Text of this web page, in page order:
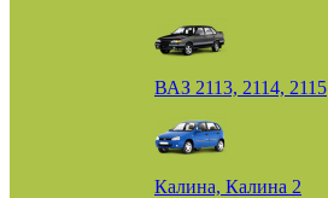
ВАЗ 2113, 2114, 2115
Калина, Калина 2